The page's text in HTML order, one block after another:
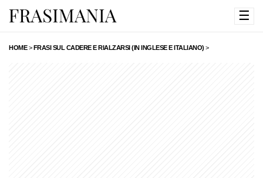
☰
HOME>FRASI SUL CADERE E RIALZARSI (IN INGLESE E ITALIANO) >